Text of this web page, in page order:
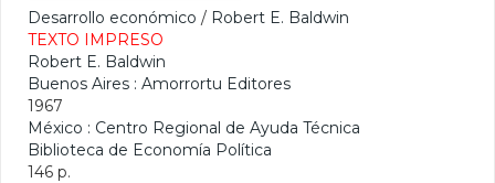
Desarrollo económico / Robert E. Baldwin
TEXTO IMPRESO
Robert E. Baldwin
Buenos Aires : Amorrortu Editores
1967
México : Centro Regional de Ayuda Técnica
Biblioteca de Economía Política
146 p.